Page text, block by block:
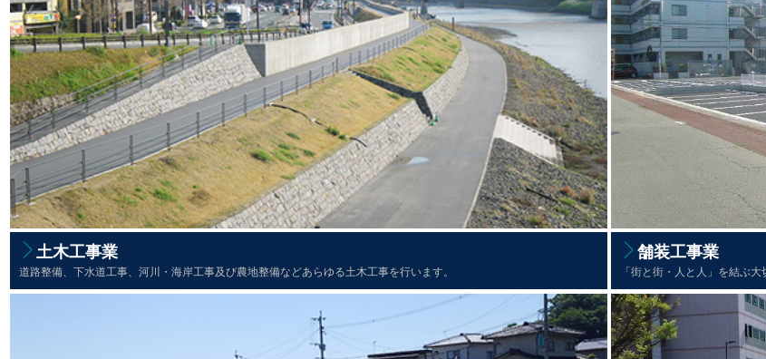
土木工事業
道路整備、下水道工事、河川・海岸工事及び農地整備などあらゆる土木工事を行います。
舗装工事業
「街と街・人と人」を結ぶ